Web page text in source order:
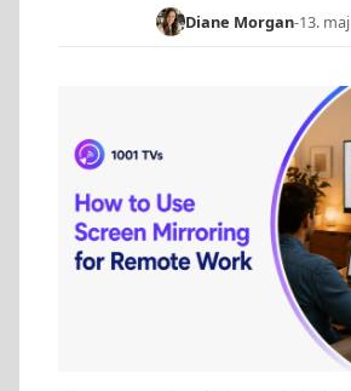
Diane Morgan-13.